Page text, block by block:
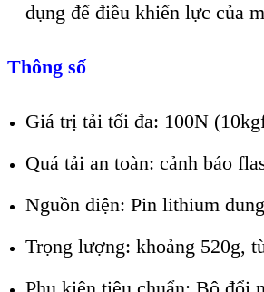
dụng để điều khiển lực của
Thông số
Giá trị tải tối đa: 100N
Quá tải an toàn: cảnh báo
Nguồn điện: Pin lithium
Trọng lượng: khoảng 520g,